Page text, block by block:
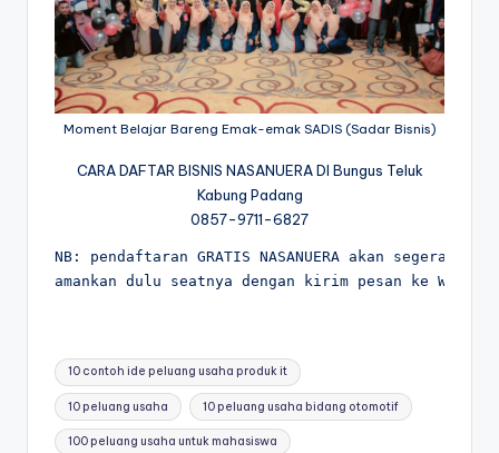
Moment Belajar Bareng Emak-emak SADIS (Sadar Bisnis)
CARA DAFTAR BISNIS NASANUERA DI Bungus Teluk
Kabung Padang
0857-9711-6827
NB: pendaftaran GRATIS NASANUERA akan segera di
amankan dulu seatnya dengan kirim pesan ke WA
Tags:
10 contoh ide peluang usaha produk it
10 peluang usaha 10 peluang usaha bidang otomotif
100 peluang usaha untuk mahasiswa